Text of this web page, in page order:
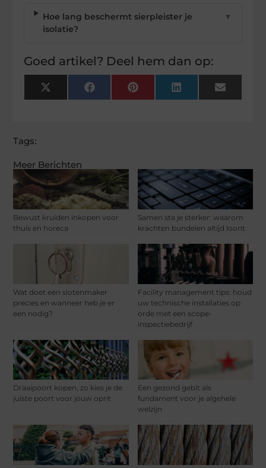
Meer Berichten
Bewust kruiden inkopen voor
thuis en horeca
Samen sta je sterker: waarom
krachten bundelen altijd loont
Wat doet een slotenmaker
precies en wanneer heb je er
een nodig?
Facility management tips: houd
uw technische installaties op
orde met een scope-
inspectiebedrijf
Draaipoort kopen, zo kies je de
juiste poort voor jouw oprit
Een gezond gebit als
fundament voor je algehele
welzijn
Hoe lang beschermt sierpleister je
isolatie?
▼
Goed artikel? Deel hem dan op:
X
(Twitter)
FacebookPinterest LinkedIn Email
Tags: